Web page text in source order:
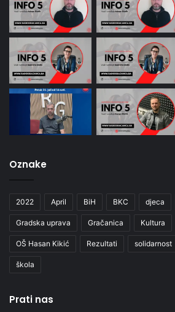
Oznake
2022 April BiH BKC djeca
Gradska uprava Gračanica Kultura
OŠ Hasan Kikić Rezultati solidarnost
škola
Prati nas